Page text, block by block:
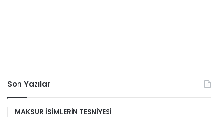
Son Yazılar
MAKSUR İSİMLERİN TESNİYESİ